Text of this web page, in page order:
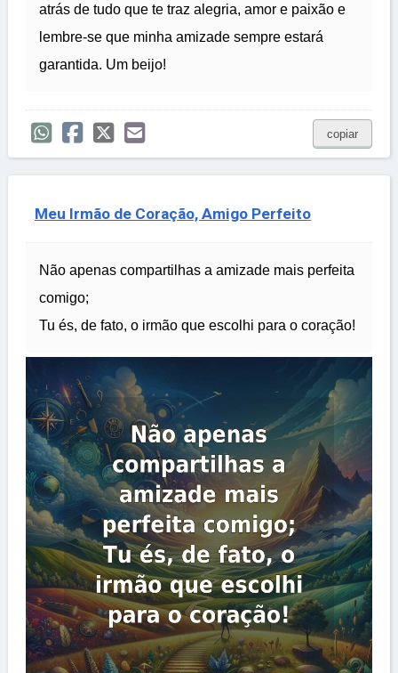
atrás de tudo que te traz alegria, amor e paixão e
lembre-se que minha amizade sempre estará
garantida. Um beijo!
copiar
Meu Irmão de Coração, Amigo Perfeito
Não apenas compartilhas a amizade mais perfeita
comigo;
Tu és, de fato, o irmão que escolhi para o coração!